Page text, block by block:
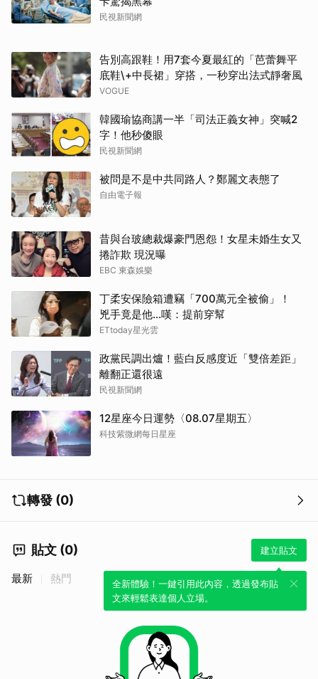
民視新聞網
告別高跟鞋！用7套今夏最紅的「芭蕾舞平
底鞋\+中長裙」穿搭，一秒穿出法式靜奢風
VOGUE
韓國瑜協商講一半「司法正義女神」突喊2
字！他秒傻眼
民視新聞網
被問是不是中共同路人？鄭麗文表態了
自由電子報
昔與台玻總裁爆豪門恩怨！女星未婚生女又
捲詐欺 現況曝
EBC 東森娛樂
丁柔安保險箱遭竊「700萬元全被偷」！
兇手竟是他...嘆：提前穿幫
ETtoday星光雲
政黨民調出爐！藍白反感度近「雙倍差距」
離翻正還很遠
民視新聞網
12星座今日運勢〈08.07星期五〉
科技紫微網每日星座
轉發 (0)
貼文 (0) 建立貼文
全新體驗！一鍵引用此內容，透過發布貼
文來輕鬆表達個人立場。
最新 熱門